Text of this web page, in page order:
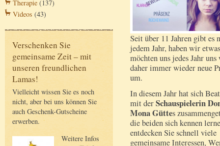
Therapie (137)
Videos (43)
Verschenken Sie
gemeinsame Zeit – mit
unseren freundlichen
Lamas!
Vielleicht wissen Sie es noch
nicht, aber bei uns können Sie
auch Geschenk-Gutscheine
erwerben.
Weitere Infos
Seit über 11 Jahren gibt es
jedem Jahr, haben wir
möchten uns jedes Jahr
daher immer wieder neue
um.
In diesem Jahr hat sich
mit derSchauspielerin
Mona Güttes
die beiden sich kennen
entdecken Sie schnell viele
gemeinsame Interessen,